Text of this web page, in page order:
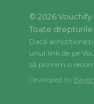
© 2026
Toate drepturile
Dacă
unui link de pe
să primim o
Developed by